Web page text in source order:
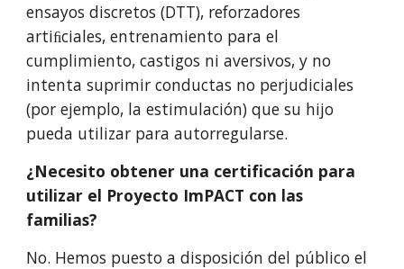
ensayos discretos (DTT), reforzadores
artiﬁciales, entrenamiento para el
cumplimiento, castigos ni aversivos, y no
intenta suprimir conductas no perjudiciales
(por ejemplo, la estimulación) que su hijo
pueda utilizar para autorregularse.
¿Necesito obtener una certificación para
utilizar el Proyecto ImPACT con las
familias?
No. Hemos puesto a disposición del público el